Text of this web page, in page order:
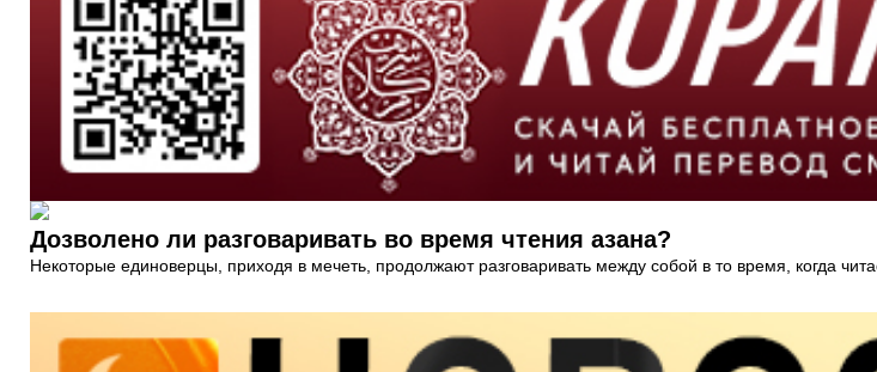
Дозволено ли разговаривать во время чтения азана?
Некоторые единоверцы, приходя в мечеть, продолжают разговаривать между собой в то время, когда